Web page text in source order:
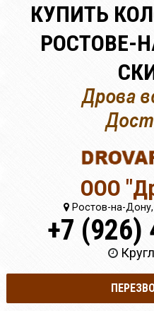
КУПИТЬ
РОСТОВЕ-
ООО
Ростов-на-Дону,
+7 (926)